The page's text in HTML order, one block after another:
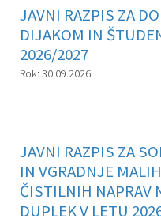
JAVNI RAZPIS ZA
DIJAKOM IN
2026/2027
Rok: 30.09.2026
JAVNI RAZPIS ZA
IN VGRADNJE
ČISTILNIH NAPRAV
DUPLEK V LETU